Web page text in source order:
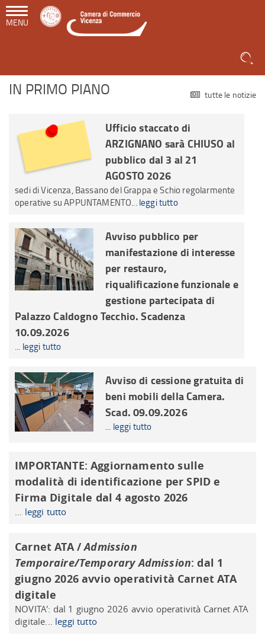
MENU
IN PRIMO PIANO tutte le notizie
Ufficio staccato di
ARZIGNANO sarà CHIUSO al
pubblico dal 3 al 21
AGOSTO 2026
sedi di Vicenza, Bassano del Grappa e Schio regolarmente
operative su APPUNTAMENTO...leggi tutto
Avviso pubblico per
manifestazione di interesse
per restauro,
riqualificazione funzionale e
gestione partecipata di
Palazzo Caldogno Tecchio. Scadenza
10.09.2026
... leggi tutto
Avviso di cessione gratuita di
beni mobili della Camera.
Scad. 09.09.2026
... leggi tutto
IMPORTANTE: Aggiornamento sulle
modalità di identificazione per SPID e
Firma Digitale dal 4 agosto 2026
... leggi tutto
Carnet ATA /Admission
Temporaire/Temporary Admission: dal 1
giugno 2026 avvio operatività Carnet ATA
digitale
NOVITA': dal 1 giugno 2026 avvio operatività Carnet ATA
digitale... leggi tutto